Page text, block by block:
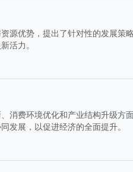
源优势，提出了针对性的发展策
活力。
消费环境优化和产业结构升级方
发展，以促进经济的全面提升。